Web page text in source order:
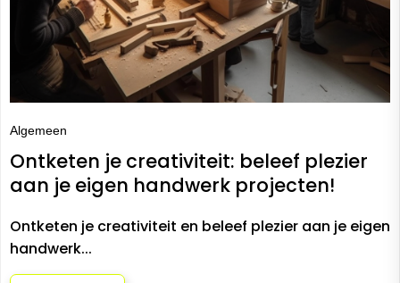
Algemeen
Ontketen je creativiteit: beleef plezier
aan je eigen handwerk projecten!
Ontketen je creativiteit en beleef plezier aan je eigen
handwerk...